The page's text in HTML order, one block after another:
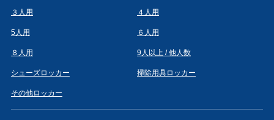
３人用 ４人用
5人用 ６人用
８人用 9人以上 / 他人数
シューズロッカー 掃除用具ロッカー
その他ロッカー